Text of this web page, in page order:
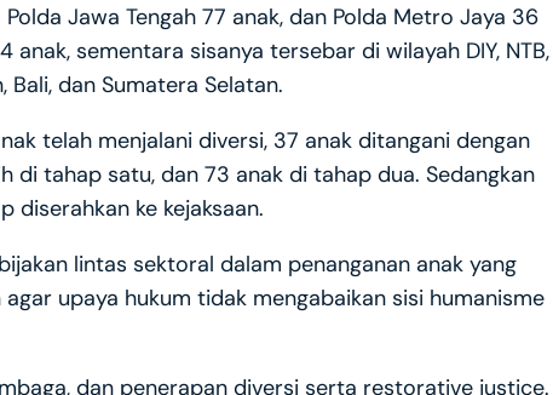
Jawa Tengah 77 anak, dan Polda Metro Jaya 36
sementara sisanya tersebar di wilayah DIY, NTB,
Bali, dan Sumatera Selatan.
telah menjalani diversi, 37 anak ditangani dengan
tahap satu, dan 73 anak di tahap dua. Sedangkan
diserahkan ke kejaksaan.
lintas sektoral dalam penanganan anak yang
upaya hukum tidak mengabaikan sisi humanisme
dan penerapan diversi serta restorative justice.